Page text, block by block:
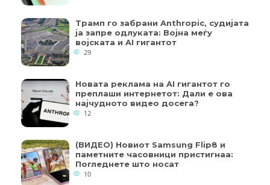
Трамп го забрани Anthropic, судијата
ја запре одлуката: Војна меѓу
војската и AI гигантот
29
Новата реклама на AI гигантот го
преплаши интернетот: Дали е ова
најчудното видео досега?
12
(ВИДЕО) Новиот Samsung Flip8 и
паметните часовници пристигнаа:
Погледнете што носат
10